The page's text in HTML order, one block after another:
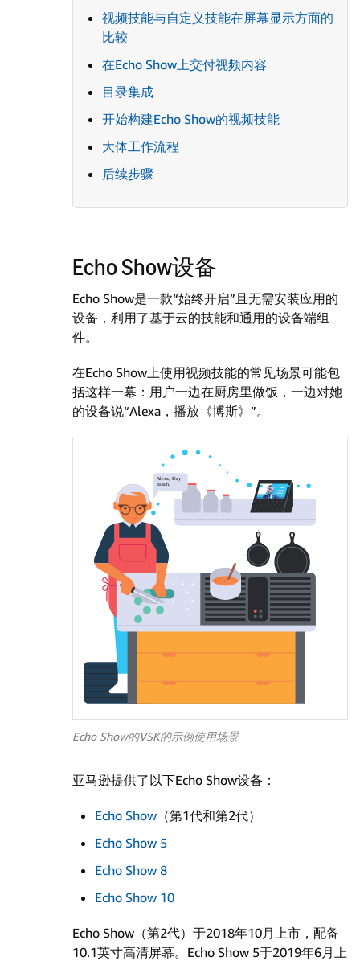
视频技能与自定义技能在屏幕显示方面的
比较
在Echo Show上交付视频内容
目录集成
开始构建Echo Show的视频技能
大体工作流程
后续步骤
Echo Show设备
Echo Show是一款“始终开启”且无需安装应用的
设备，利用了基于云的技能和通用的设备端组
件。
在Echo Show上使用视频技能的常见场景可能包
括这样一幕：用户一边在厨房里做饭，一边对她
的设备说“Alexa，播放《博斯》”。
Echo Show的VSK的示例使用场景
亚马逊提供了以下Echo Show设备：
Echo Show （第1代和第2代）
Echo Show 5
Echo Show 8
Echo Show 10
Echo Show（第2代）于2018年10月上市，配备
10.1英寸高清屏幕。 Echo Show 5于2019年6月上